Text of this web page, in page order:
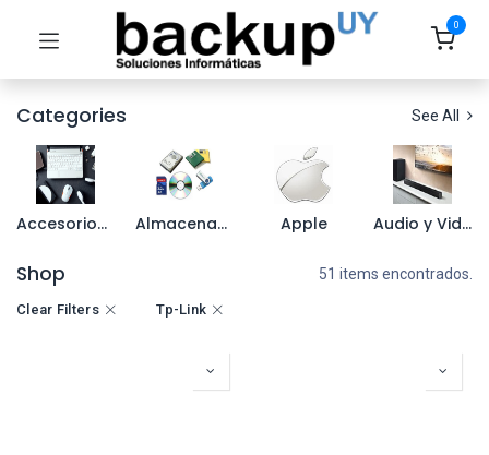
0
Categories See All
Accesorios para Notebook Almacenamiento Apple Audio y Video
Shop 51 items encontrados.
Clear Filters Tp-Link